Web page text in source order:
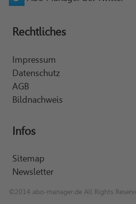
Rechtliches
Impressum
Datenschutz
AGB
Bildnachweis
Infos
Sitemap
Newsletter
©2014 abo-manager.de All Rights